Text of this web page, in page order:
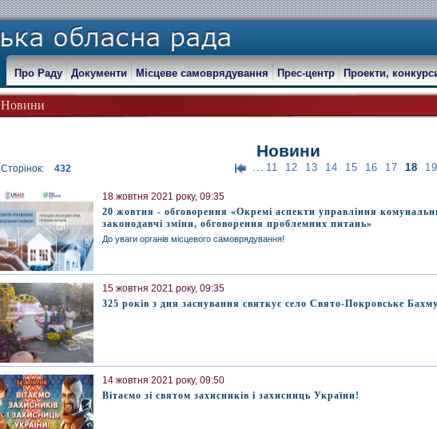
Новини
Про Раду Документи Місцеве самоврядування Прес-центр Проекти,
Новини
Сторінок: 432 ... 11 12 13 14 15 16 17 18 19
18 жовтня 2021 року, 09:35
20 жовтня - обговорення «Окремі аспекти управління
законодавчі зміни, обговорення проблемних питань»
До уваги органів місцевого самоврядування!
15 жовтня 2021 року, 09:35
325 років з дня заснування святкує село Свято-Покровське
14 жовтня 2021 року, 09:50
Вітаємо зі святом захисників і захисниць України!